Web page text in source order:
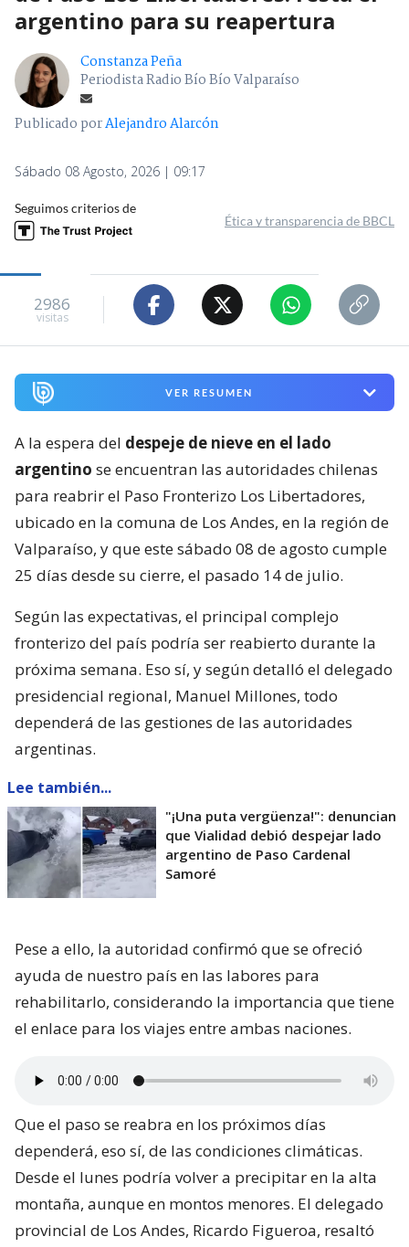
argentino para su reapertura
Constanza Peña
Periodista Radio Bío Bío Valparaíso
Publicado porAlejandro Alarcón
Sábado 08 Agosto, 2026 | 09:17
Seguimos criterios de
Ética y transparencia de BBCL
2986
visitas
VER RESUMEN
A la espera del despeje de nieve en el lado
argentino se encuentran las autoridades chilenas
para reabrir el Paso Fronterizo Los Libertadores,
ubicado en la comuna de Los Andes, en la región de
Valparaíso, y que este sábado 08 de agosto cumple
25 días desde su cierre, el pasado 14 de julio.
Según las expectativas, el principal complejo
fronterizo del país podría ser reabierto durante la
próxima semana. Eso sí, y según detalló el delegado
presidencial regional, Manuel Millones, todo
dependerá de las gestiones de las autoridades
argentinas.
Lee también...
"¡Una puta vergüenza!": denuncian
que Vialidad debió despejar lado
argentino de Paso Cardenal
Samoré
Pese a ello, la autoridad confirmó que se ofreció
ayuda de nuestro país en las labores para
rehabilitarlo, considerando la importancia que tiene
el enlace para los viajes entre ambas naciones.
Que el paso se reabra en los próximos días
dependerá, eso sí, de las condiciones climáticas.
Desde el lunes podría volver a precipitar en la alta
montaña, aunque en montos menores. El delegado
provincial de Los Andes, Ricardo Figueroa, resaltó